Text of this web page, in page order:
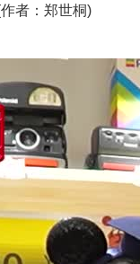
者：郑世桐)